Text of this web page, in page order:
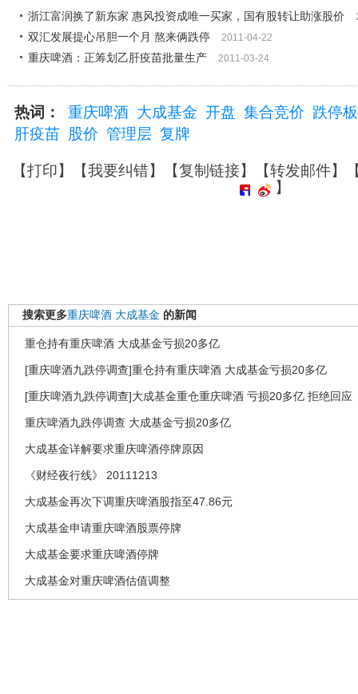
浙江富润换了新东家 惠风投资成唯一买家，国有股转让助涨股价
双汇发展提心吊胆一个月 熬来俩跌停 2011-04-22
重庆啤酒：正筹划乙肝疫苗批量生产 2011-03-24
热词： 重庆啤酒 大成基金 开盘 集合竞价 跌停板
肝疫苗 股价 管理层 复牌
【打印】【我要纠错】【复制链接】【转发邮件】
】
搜索更多重庆啤酒 大成基金 的新闻
重仓持有重庆啤酒 大成基金亏损20多亿
[重庆啤酒九跌停调查]重仓持有重庆啤酒 大成基金亏损20多亿
[重庆啤酒九跌停调查]大成基金重仓重庆啤酒 亏损20多亿 拒绝回应
重庆啤酒九跌停调查 大成基金亏损20多亿
大成基金详解要求重庆啤酒停牌原因
《财经夜行线》 20111213
大成基金再次下调重庆啤酒股指至47.86元
大成基金申请重庆啤酒股票停牌
大成基金要求重庆啤酒停牌
大成基金对重庆啤酒估值调整